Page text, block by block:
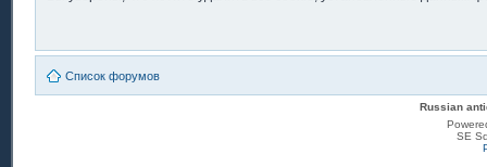
Список форумов
Russian
SE